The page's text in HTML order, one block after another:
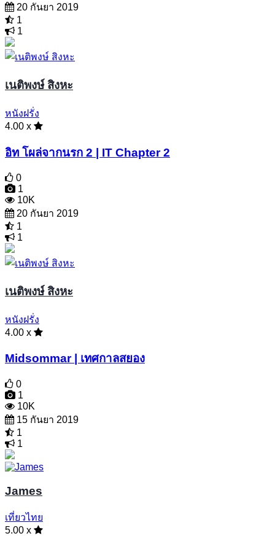
20 กันยา 2019
1
1
เนติพงษ์ สิงหะ
หนังฝรั่ง
4.00 x
อิท โผล่จากนรก 2 | IT Chapter 2
0
1
10K
20 กันยา 2019
1
1
เนติพงษ์ สิงหะ
หนังฝรั่ง
4.00 x
Midsommar | เทศกาลสยอง
0
1
10K
15 กันยา 2019
1
1
James
เที่ยวไทย
5.00 x